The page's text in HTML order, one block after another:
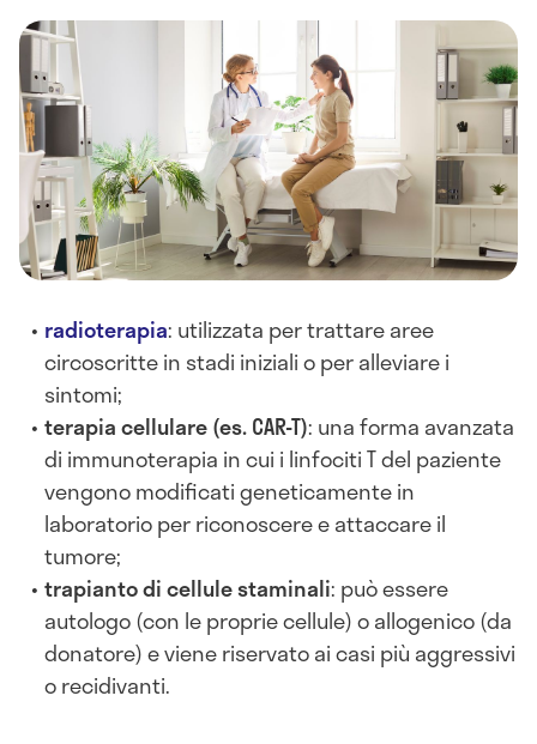
radioterapia: utilizzata per trattare aree
circoscritte in stadi iniziali o per alleviare i
sintomi;
terapia cellulare (es. CAR-T): una forma avanzata
di immunoterapia in cui i linfociti T del paziente
vengono modificati geneticamente in
laboratorio per riconoscere e attaccare il
tumore;
trapianto di cellule staminali: può essere
autologo (con le proprie cellule) o allogenico (da
donatore) e viene riservato ai casi più aggressivi
o recidivanti.